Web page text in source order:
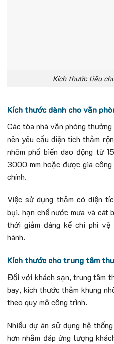
Kích thước tiêu
Kích thước dành cho văn
Các tòa nhà văn phòng
nên yêu cầu diện tích thảm
nhôm phổ biến dao động từ
3000 mm hoặc được gia
chính.
Việc sử dụng thảm có diện
bụi, hạn chế nước mưa và cát
thời giảm đáng kể chi phí
hành.
Kích thước cho trung tâm
Đối với khách sạn, trung tâm
bay, kích thước thảm khung
theo quy mô công trình.
Nhiều dự án sử dụng hệ
hơn nhằm đáp ứng lượng